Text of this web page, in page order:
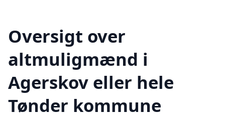
Oversigt over
altmuligmænd i
Agerskov eller hele
Tønder kommune